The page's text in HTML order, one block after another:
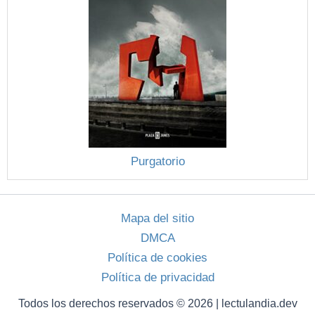
Purgatorio
Mapa del sitio
DMCA
Política de cookies
Política de privacidad
Todos los derechos reservados © 2026 | lectulandia.dev